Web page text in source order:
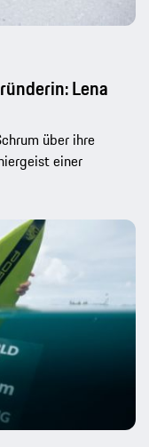
Lena
über ihre
einer